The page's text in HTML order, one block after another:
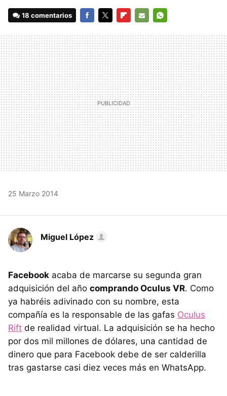
18 comentarios
MAIL
25 Marzo 2014
Miguel López
Facebook acaba de marcarse su segunda gran
adquisición del año comprando Oculus VR. Como
ya habréis adivinado con su nombre, esta
compañía es la responsable de las gafas Oculus
Rift de realidad virtual. La adquisición se ha hecho
por dos mil millones de dólares, una cantidad de
dinero que para Facebook debe de ser calderilla
tras gastarse casi diez veces más en WhatsApp.